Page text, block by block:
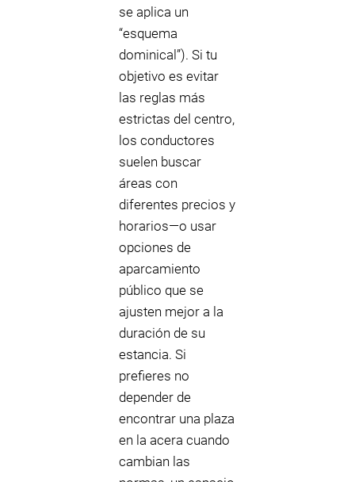
se aplica un
“esquema
dominical”). Si tu
objetivo es evitar
las reglas más
estrictas del centro,
los conductores
suelen buscar
áreas con
diferentes precios y
horarios—o usar
opciones de
aparcamiento
público que se
ajusten mejor a la
duración de su
estancia. Si
prefieres no
depender de
encontrar una plaza
en la acera cuando
cambian las